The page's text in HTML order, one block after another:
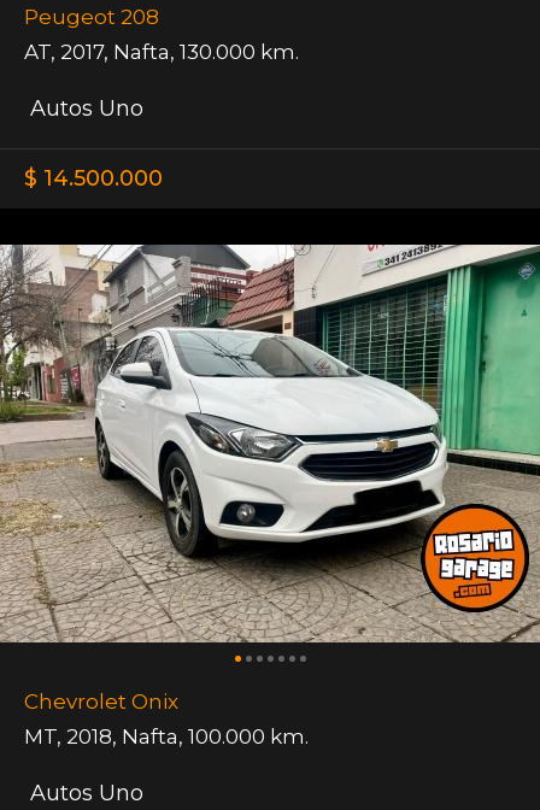
Peugeot 208
AT, 2017, Nafta, 130.000 km.
Autos Uno
$ 14.500.000
Chevrolet Onix
MT, 2018, Nafta, 100.000 km.
Autos Uno